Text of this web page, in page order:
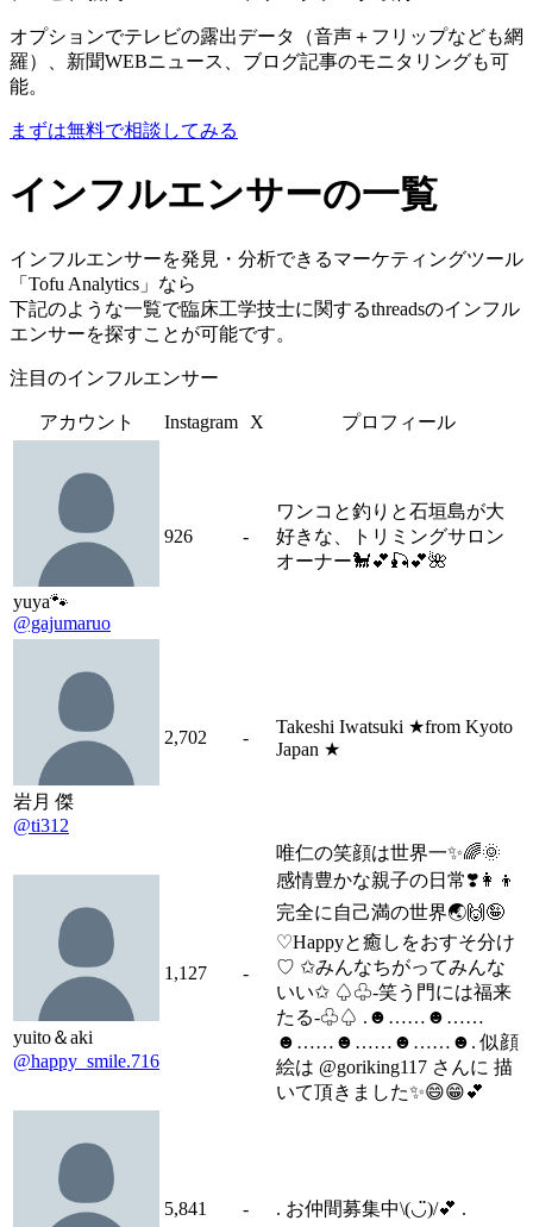
オプションでテレビの露出データ（音声＋フリップなども網
羅）、新聞WEBニュース、ブログ記事のモニタリングも可
能。
まずは無料で相談してみる
インフルエンサーの一覧
インフルエンサーを発見・分析できるマーケティングツール
「Tofu Analytics」なら
下記のような一覧で臨床工学技士に関するthreadsのインフル
エンサーを探すことが可能です。
注目のインフルエンサー
アカウント Instagram X プロフィール
yuya🐾
@gajumaruo
926 -
ワンコと釣りと石垣島が大
好きな、トリミングサロン
オーナー🐩💕🎣💕🌺
岩月 傑
@ti312
2,702 -
Takeshi Iwatsuki ★from Kyoto
Japan ★
yuito＆aki
@happy_smile.716
1,127 -
唯仁の笑顔は世界一✨🌈🌞
感情豊かな親子の日常❣️👩‍👦
完全に自己満の世界🌏🙌🤪
♡Happyと癒しをおすそ分け
♡ ✩みんなちがってみんな
いい✩ ♤♧-笑う門には福来
たる-♧♤ .☻……☻……
☻……☻……☻……☻. 似顔
絵は @goriking117 さんに 描
いて頂きました✨😄😁💕
5,841 - . お仲間募集中\(◡̈)/💕 .